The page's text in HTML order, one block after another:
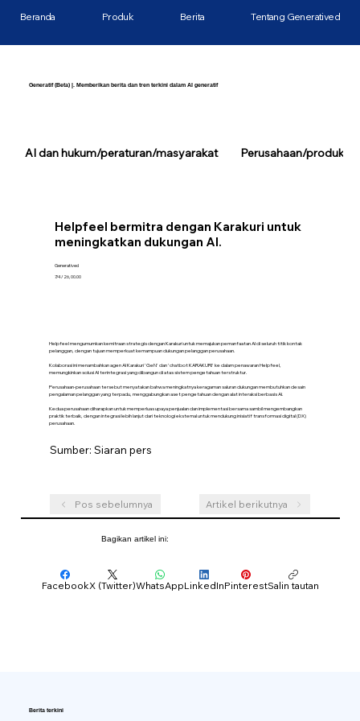
Generatif (Beta) |. Memberikan berita dan tren terkini dalam AI generatif
Helpfeel bermitra dengan Karakuri untuk
meningkatkan dukungan AI.
Generatived
7/4/26, 00.00
Helpfeel mengumumkan kemitraan strategis dengan Karakuri untuk memajukan pemanfaatan AI di seluruh titik kontak
pelanggan, dengan tujuan memperkuat kemampuan dukungan pelanggan perusahaan.
Kolaborasi ini menambahkan agen AI Karakuri 'GeN' dan 'chatbot KARAKURI' ke dalam penawaran Helpfeel,
memungkinkan solusi AI terintegrasi yang dibangun di atas sistem pengetahuan terstruktur.
Perusahaan-perusahaan tersebut menyatakan bahwa meningkatnya keragaman saluran dukungan membutuhkan desain
pengalaman pelanggan yang terpadu, menggabungkan aset pengetahuan dengan alat interaksi berbasis AI.
Kedua perusahaan diharapkan untuk memperluas upaya penjualan dan implementasi bersama sambil mengembangkan
praktik terbaik, dengan integrasi lebih lanjut dari teknologi eksternal untuk mendukung inisiatif transformasi digital (DX)
perusahaan.
Sumber: Siaran pers
Pos sebelumnya Artikel berikutnya
Beranda Produk Berita Tentang Generatived
Bagikan artikel ini:
FacebookX (Twitter)WhatsAppLinkedInPinterestSalin tautan
AI dan hukum/peraturan/masyarakat Perusahaan/produk/
Berita terkini